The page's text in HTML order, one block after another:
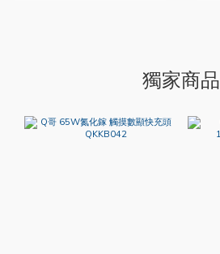
獨家商品